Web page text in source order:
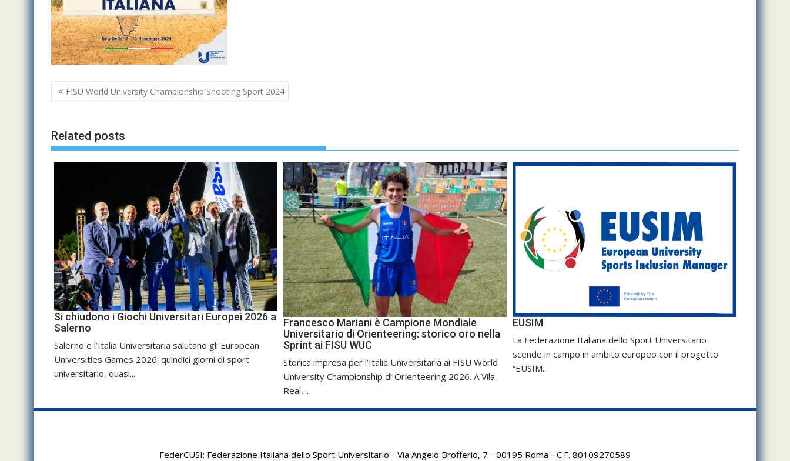
Navigazione
articoli
FISU World University Championship Shooting Sport 2024
Related posts
Si chiudono i Giochi Universitari Europei 2026 a
Salerno
Salerno e l’Italia Universitaria salutano gli European
Universities Games 2026: quindici giorni di sport
universitario, quasi...
Francesco Mariani è Campione Mondiale
Universitario di Orienteering: storico oro nella
Sprint ai FISU WUC
Storica impresa per l’Italia Universitaria ai FISU World
University Championship di Orienteering 2026. A Vila
Real,...
EUSIM
La Federazione Italiana dello Sport Universitario
scende in campo in ambito europeo con il progetto
“EUSIM...
FederCUSI: Federazione Italiana dello Sport Universitario - Via Angelo Brofferio, 7 - 00195 Roma - C.F. 80109270589